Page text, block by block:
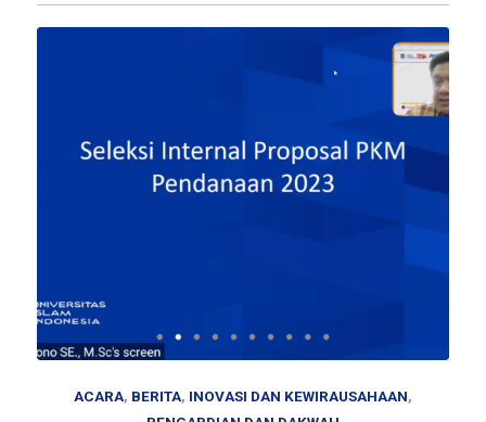
ACARA, BERITA, INOVASI DAN KEWIRAUSAHAAN,